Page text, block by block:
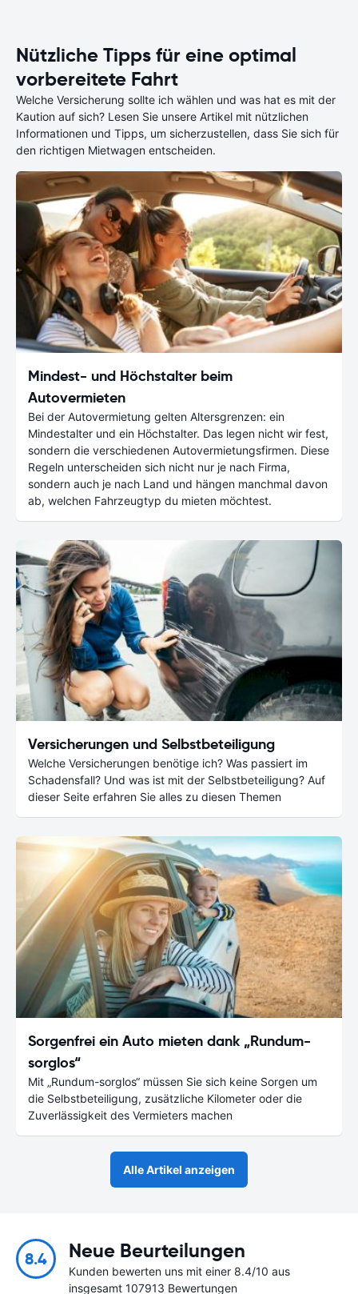
Nützliche Tipps für eine optimal
vorbereitete Fahrt
Welche Versicherung sollte ich wählen und was hat es mit der
Kaution auf sich? Lesen Sie unsere Artikel mit nützlichen
Informationen und Tipps, um sicherzustellen, dass Sie sich für
den richtigen Mietwagen entscheiden.
Mindest- und Höchstalter beim
Autovermieten
Bei der Autovermietung gelten Altersgrenzen: ein
Mindestalter und ein Höchstalter. Das legen nicht wir fest,
sondern die verschiedenen Autovermietungsfirmen. Diese
Regeln unterscheiden sich nicht nur je nach Firma,
sondern auch je nach Land und hängen manchmal davon
ab, welchen Fahrzeugtyp du mieten möchtest.
Versicherungen und Selbstbeteiligung
Welche Versicherungen benötige ich? Was passiert im
Schadensfall? Und was ist mit der Selbstbeteiligung? Auf
dieser Seite erfahren Sie alles zu diesen Themen
Sorgenfrei ein Auto mieten dank „Rundum-
sorglos“
Mit „Rundum-sorglos“ müssen Sie sich keine Sorgen um
die Selbstbeteiligung, zusätzliche Kilometer oder die
Zuverlässigkeit des Vermieters machen
Alle Artikel anzeigen
8.4 Neue Beurteilungen
Kunden bewerten uns mit einer 8.4/10 aus
insgesamt 107913 Bewertungen